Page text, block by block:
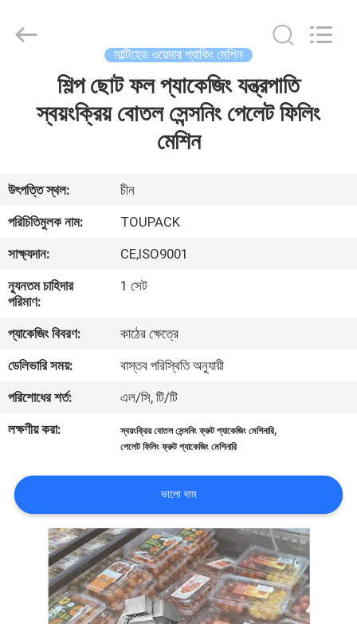
আমাদের
সম্পর্কে
ফ্যাক্টরি
ট্যুর
মান
নিয়ন্ত্রণ
আমাদের
যোগাযোগ
করুন
মাল্টিহেড ওয়েদার প্যাকিং মেশিন
শিল্প ছোট ফল প্যাকেজিং যন্ত্রপাতি
স্বয়ংক্রিয় বোতল সেন্সনিং পেলেট ফিলিং
মেশিন
উৎপত্তি স্থল:
চীন
পরিচিতিমুলক নাম:
TOUPACK
সাক্ষ্যদান:
CE,ISO9001
ন্যূনতম চাহিদার
পরিমাণ:
1 সেট
প্যাকেজিং বিবরণ:
কাঠের ক্ষেত্রে
ডেলিভারি সময়:
বাস্তব পরিস্থিতি অনুযায়ী
পরিশোধের শর্ত:
এল/সি, টি/টি
লক্ষণীয় করা:
স্বয়ংক্রিয় বোতল সেন্সনিং ফ্রুট প্যাকেজিং মেশিনারি,
পেলেট ফিলিং ফ্রুট প্যাকেজিং মেশিনারি
ভালো দাম